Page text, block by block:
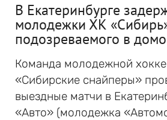
В Екатеринбурге
молодежки ХК
подозреваемого в
Команда молодежной
«Сибирские снайперы»
выездные матчи в
«Авто» (молодежка